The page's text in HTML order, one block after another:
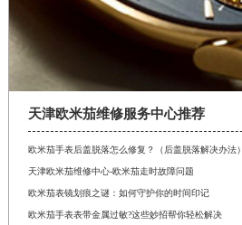
天津欧米茄维修服务中心推荐
欧米茄手表后盖脱落怎么修复？（后盖脱落解决办法）
天津欧米茄维修中心-欧米茄走时故障问题
欧米茄表镜划痕之谜：如何守护你的时间印记
欧米茄手表表带金属过敏?这些妙招帮你轻松解决